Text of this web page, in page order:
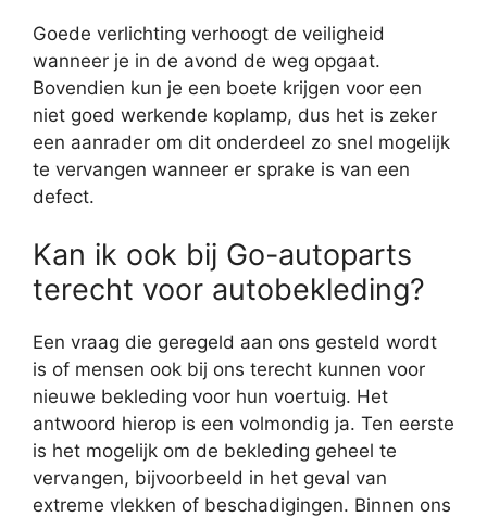
Goede verlichting verhoogt de veiligheid
wanneer je in de avond de weg opgaat.
Bovendien kun je een boete krijgen voor een
niet goed werkende koplamp, dus het is zeker
een aanrader om dit onderdeel zo snel mogelijk
te vervangen wanneer er sprake is van een
defect.
Kan ik ook bij Go-autoparts
terecht voor autobekleding?
Een vraag die geregeld aan ons gesteld wordt
is of mensen ook bij ons terecht kunnen voor
nieuwe bekleding voor hun voertuig. Het
antwoord hierop is een volmondig ja. Ten eerste
is het mogelijk om de bekleding geheel te
vervangen, bijvoorbeeld in het geval van
extreme vlekken of beschadigingen. Binnen ons